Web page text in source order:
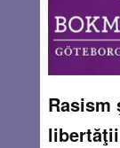
premierului
OCT 6,
Rasism